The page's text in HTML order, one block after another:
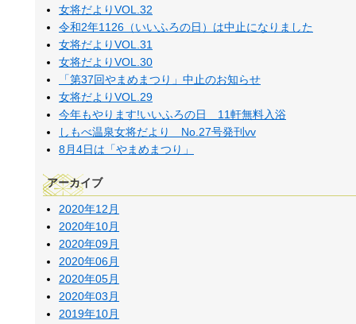
女将だよりVOL.32
令和2年1126（いいふろの日）は中止になりました
女将だよりVOL.31
女将だよりVOL.30
「第37回やまめまつり」中止のお知らせ
女将だよりVOL.29
今年もやります!いいふろの日 11軒無料入浴
しもべ温泉女将だより No.27号発刊vv
8月4日は「やまめまつり」
アーカイブ
2020年12月
2020年10月
2020年09月
2020年06月
2020年05月
2020年03月
2019年10月